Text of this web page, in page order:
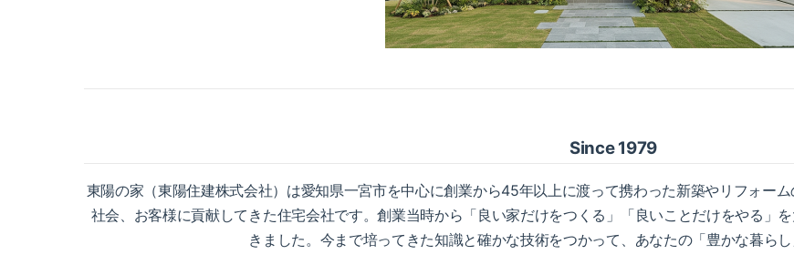
Since 1979
東陽の家（東陽住建株式会社）は愛知県一宮市を中心に創業から45年以上に渡って携わった新築やリフォー
社会、お客様に貢献してきた住宅会社です。創業当時から「良い家だけをつくる」「良いことだけをやる」
きました。今まで培ってきた知識と確かな技術をつかって、あなたの「豊かな暮らし